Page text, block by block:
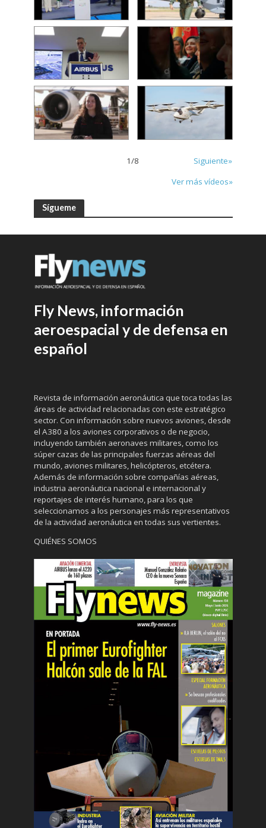
1/8
Siguiente»
Ver más vídeos»
Sígueme
Fly News, información
aeroespacial y de defensa en
español
Revista de información aeronáutica que toca todas las
áreas de actividad relacionadas con este estratégico
sector. Con información sobre nuevos aviones, desde
el A380 a los aviones corporativos o de negocio,
incluyendo también aeronaves militares, como los
súper cazas de las principales fuerzas aéreas del
mundo, aviones militares, helicópteros, etcétera.
Además de información sobre compañías aéreas,
industria aeronáutica nacional e internacional y
reportajes de interés humano, para los que
seleccionamos a los personajes más representativos
de la actividad aeronáutica en todas sus vertientes.
QUIÉNES SOMOS